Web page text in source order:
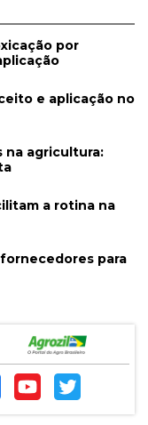
por
e aplicação no
agricultura:
a rotina na
para